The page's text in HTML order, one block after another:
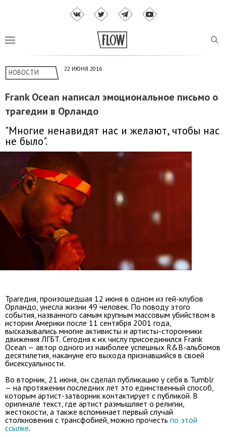
НОВОСТИ 22 ИЮНЯ 2016
Frank Ocean написал эмоциональное письмо о
трагедии в Орландо
"Многие ненавидят нас и желают, чтобы нас
не было".
Трагедия, произошедшая 12 июня в одном из гей-клубов
Орландо, унесла жизни 49 человек. По поводу этого
события, названного самым крупным массовым убийством в
истории Америки после 11 сентября 2001 года,
высказывались многие активисты и артисты-сторонники
движения ЛГБТ. Сегодня к их числу присоединился Frank
Ocean — автор одного из наиболее успешных R&B-альбомов
десятилетия, накануне его выхода признавшийся в своей
бисексуальности.
Во вторник, 21 июня, он сделал публикацию у себя в Tumblr
— на протяжении последних лет это единственный способ,
которым артист-затворник контактирует с публикой. В
оригинале текст, где артист размышляет о религии,
жестокости, а также вспоминает первый случай
столкновения с трансфобией, можно прочесть по этой
ссылке.